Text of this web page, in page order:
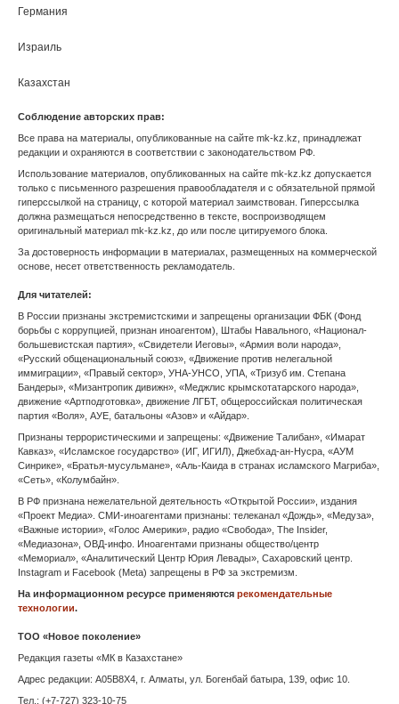
Анадырь
Архангельск
Астрахань
Барнаул
Белгород
Биробиджан
Благовещенск
Брянск
Великий Новгород
Владивосток
Владикавказ
Владимир
Волгоград
Вологда
Воронеж
Горно-Алтайск
Грозный
Екатеринбург
Запорожье
МК Зарубежом
Германия
Израиль
Казахстан
Киргизия
Турция
Соблюдение авторских прав:
Все права на материалы, опубликованные на сайте mk-kz.kz, принадлежат
редакции и охраняются в соответствии с законодательством РФ.
Использование материалов, опубликованных на сайте mk-kz.kz допускается
только с письменного разрешения правообладателя и с обязательной прямой
гиперссылкой на страницу, с которой материал заимствован. Гиперссылка
должна размещаться непосредственно в тексте, воспроизводящем
оригинальный материал mk-kz.kz, до или после цитируемого блока.
За достоверность информации в материалах, размещенных на коммерческой
основе, несет ответственность рекламодатель.
Для читателей:
В России признаны экстремистскими и запрещены организации ФБК (Фонд
борьбы с коррупцией, признан иноагентом), Штабы Навального, «Национал-
большевистская партия», «Свидетели Иеговы», «Армия воли народа»,
«Русский общенациональный союз», «Движение против нелегальной
иммиграции», «Правый сектор», УНА-УНСО, УПА, «Тризуб им. Степана
Бандеры», «Мизантропик дивижн», «Меджлис крымскотатарского народа»,
движение «Артподготовка», движение ЛГБТ, общероссийская политическая
партия «Воля», АУЕ, батальоны «Азов» и «Айдар».
Признаны террористическими и запрещены: «Движение Талибан», «Имарат
Кавказ», «Исламское государство» (ИГ, ИГИЛ), Джебхад-ан-Нусра, «АУМ
Синрике», «Братья-мусульмане», «Аль-Каида в странах исламского Магриба»,
«Сеть», «Колумбайн».
В РФ признана нежелательной деятельность «Открытой России», издания
«Проект Медиа». СМИ-иноагентами признаны: телеканал «Дождь», «Медуза»,
«Важные истории», «Голос Америки», радио «Свобода», The Insider,
«Медиазона», ОВД-инфо. Иноагентами признаны общество/центр
«Мемориал», «Аналитический Центр Юрия Левады», Сахаровский центр.
Instagram и Facebook (Metа) запрещены в РФ за экстремизм.
На информационном ресурсе применяются рекомендательные
технологии.
ТОО «Новое поколение»
Редакция газеты «МК в Казахстане»
Адрес редакции: A05B8X4, г. Алматы, ул. Богенбай батыра, 139, офис 10.
Тел.: (+7-727) 323-10-75